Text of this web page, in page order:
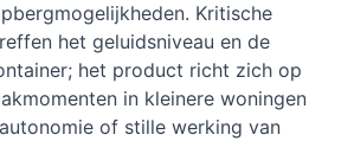
Kritische
het geluidsniveau en de
het product richt zich op
in kleinere woningen
of stille werking van